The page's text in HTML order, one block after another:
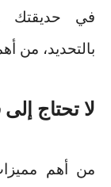
في حديقتك
بالتحديد، من
لا تحتاج
من أهم